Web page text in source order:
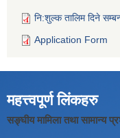
नि:शुल्क तालिम दिने
Application Form
महत्त्वपूर्ण लिंकहरु
सङ्घीय मामिला तथा सामान्य